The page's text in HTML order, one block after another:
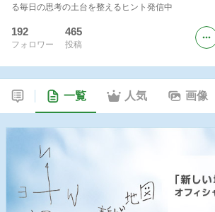
る毎日の思考の土台を整えるヒント発信中
192
フォロワー
465
投稿
一覧 人気 画像